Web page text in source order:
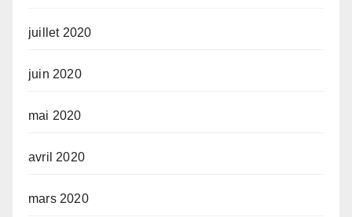
juillet 2020
juin 2020
mai 2020
avril 2020
mars 2020